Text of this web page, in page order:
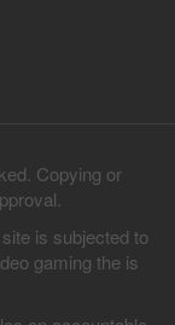
Copying or
site is subjected to
gaming the is